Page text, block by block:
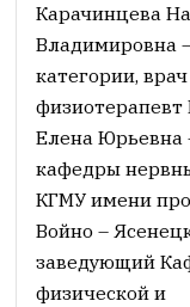
Карачинцева
Владимировна
категории, врач
физиотерапевт
Елена Юрьевна
кафедры
КГМУ имени
Войно –
заведующий
физической и